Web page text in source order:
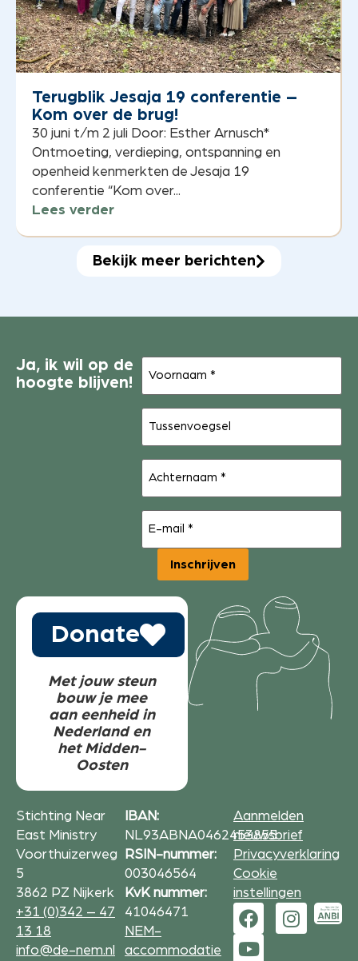
Terugblik Jesaja 19 conferentie –
Kom over de brug!
30 juni t/m 2 juli Door: Esther Arnusch*
Ontmoeting, verdieping, ontspanning en
openheid kenmerkten de Jesaja 19
conferentie “Kom over...
Lees verder
Bekijk meer berichten
Ja, ik wil op de
hoogte blijven!
Voornaam
Tussenvoegsel
Achternaam
E-
mail(Vereist)
Inschrijven
Donate
Met jouw steun
bouw je mee
aan eenheid in
Nederland en
het Midden-
Oosten
Stichting Near
East Ministry
Voorthuizerweg
5
3862 PZ Nijkerk
+31 (0)342 – 47
13 18
info@de-nem.nl
IBAN:
NL93ABNA0462453855
RSIN-nummer:
003046564
KvK nummer:
41046471
NEM-
accommodatie
Aanmelden
nieuwsbrief
Privacyverklaring
Cookie
instellingen